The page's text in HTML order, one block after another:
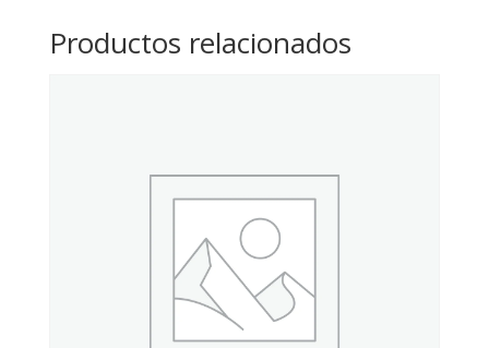
Productos relacionados